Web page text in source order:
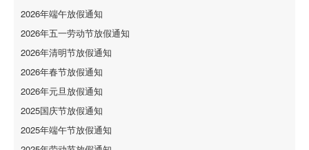
2026年端午放假通知
2026年五一劳动节放假通知
2026年清明节放假通知
2026年春节放假通知
2026年元旦放假通知
2025国庆节放假通知
2025年端午节放假通知